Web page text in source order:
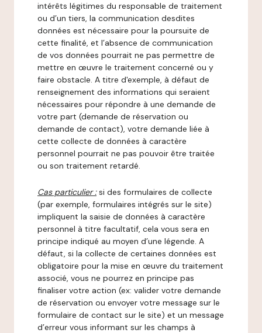
intérêts légitimes du responsable de traitement
ou d’un tiers, la communication desdites
données est nécessaire pour la poursuite de
cette finalité, et l’absence de communication
de vos données pourrait ne pas permettre de
mettre en œuvre le traitement concerné ou y
faire obstacle. A titre d'exemple, à défaut de
renseignement des informations qui seraient
nécessaires pour répondre à une demande de
votre part (demande de réservation ou
demande de contact), votre demande liée à
cette collecte de données à caractère
personnel pourrait ne pas pouvoir être traitée
ou son traitement retardé.
Cas particulier : si des formulaires de collecte
(par exemple, formulaires intégrés sur le site)
impliquent la saisie de données à caractère
personnel à titre facultatif, cela vous sera en
principe indiqué au moyen d’une légende. A
défaut, si la collecte de certaines données est
obligatoire pour la mise en œuvre du traitement
associé, vous ne pourrez en principe pas
finaliser votre action (ex: valider votre demande
de réservation ou envoyer votre message sur le
formulaire de contact sur le site) et un message
d’erreur vous informant sur les champs à